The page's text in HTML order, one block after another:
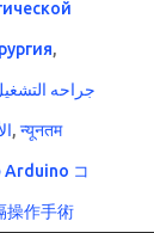
,
جراحه
, न्यूनतम
Arduino コ
操作手術